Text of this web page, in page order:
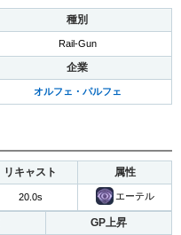
種別
Rail-Gun
企業
オルフェ・パルフェ
リキャスト 属性
20.0s エーテル
GP上昇